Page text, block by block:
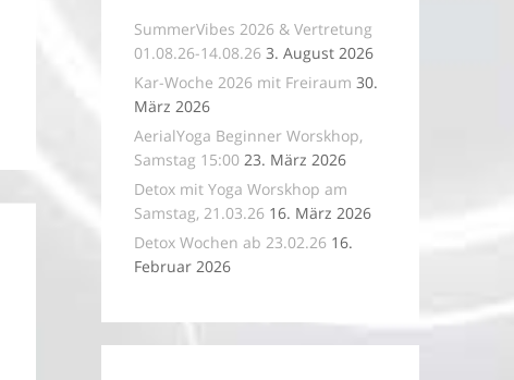
SummerVibes 2026 & Vertretung
01.08.26-14.08.26 3. August 2026
Kar-Woche 2026 mit Freiraum 30.
März 2026
AerialYoga Beginner Worskhop,
Samstag 15:00 23. März 2026
Detox mit Yoga Worskhop am
Samstag, 21.03.26 16. März 2026
Detox Wochen ab 23.02.26 16.
Februar 2026